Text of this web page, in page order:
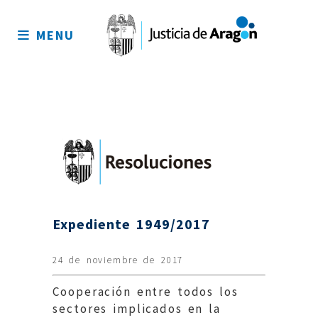
sitio
MENU
Expediente 1949/2017
24 de noviembre de 2017
Cooperación entre todos los
sectores implicados en la